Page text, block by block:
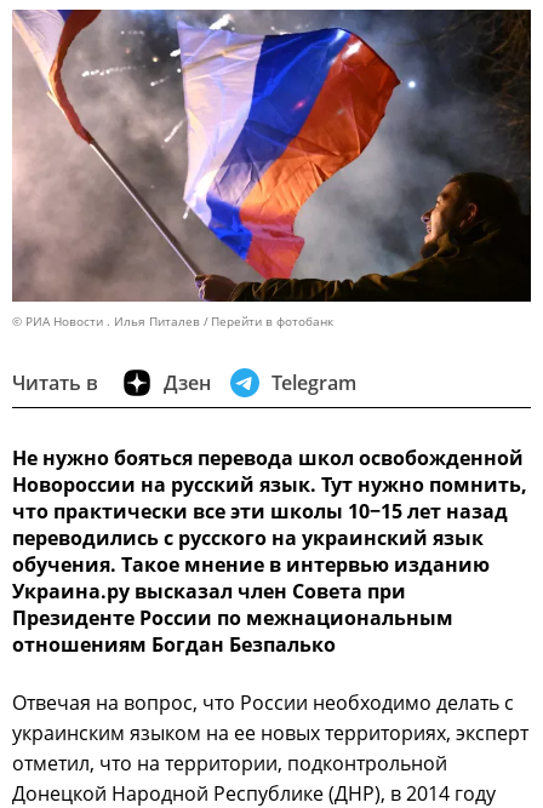
© РИА Новости . Илья Питалев Перейти в фотобанк
Читать в Дзен Telegram
Не нужно бояться перевода школ освобожденной
Новороссии на русский язык. Тут нужно помнить,
что практически все эти школы 10−15 лет назад
переводились с русского на украинский язык
обучения. Такое мнение в интервью изданию
Украина.ру высказал член Совета при
Президенте России по межнациональным
отношениям Богдан Безпалько
Отвечая на вопрос, что России необходимо делать с
украинским языком на ее новых территориях, эксперт
отметил, что на территории, подконтрольной
Донецкой Народной Республике (ДНР), в 2014 году